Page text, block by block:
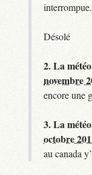
Désolé
2.La
novembre
encore une
3.La
octobre
au canada